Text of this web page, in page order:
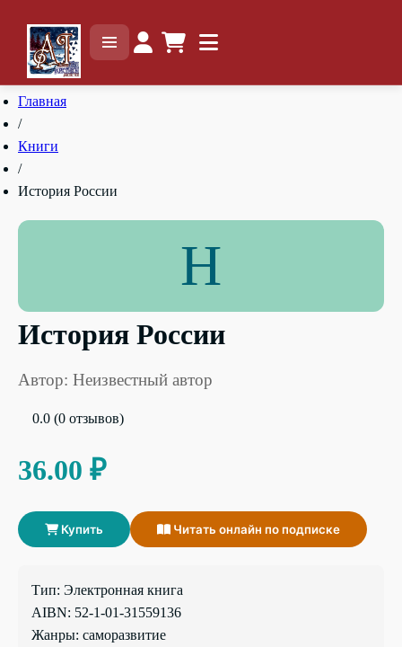
Главная
/
Книги
/
История России
Н
История России
Автор: Неизвестный автор
0.0 (0 отзывов)
36.00 ₽
Купить Читать онлайн по подписке
Тип: Электронная книга
AIBN: 52-1-01-31559136
Жанры: саморазвитие